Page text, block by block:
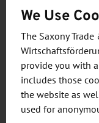
Der
EURO (zzgl.
getragen.
Wir möchten
genannten
We Use
The Saxony
provide you with
includes those
the website as
used for